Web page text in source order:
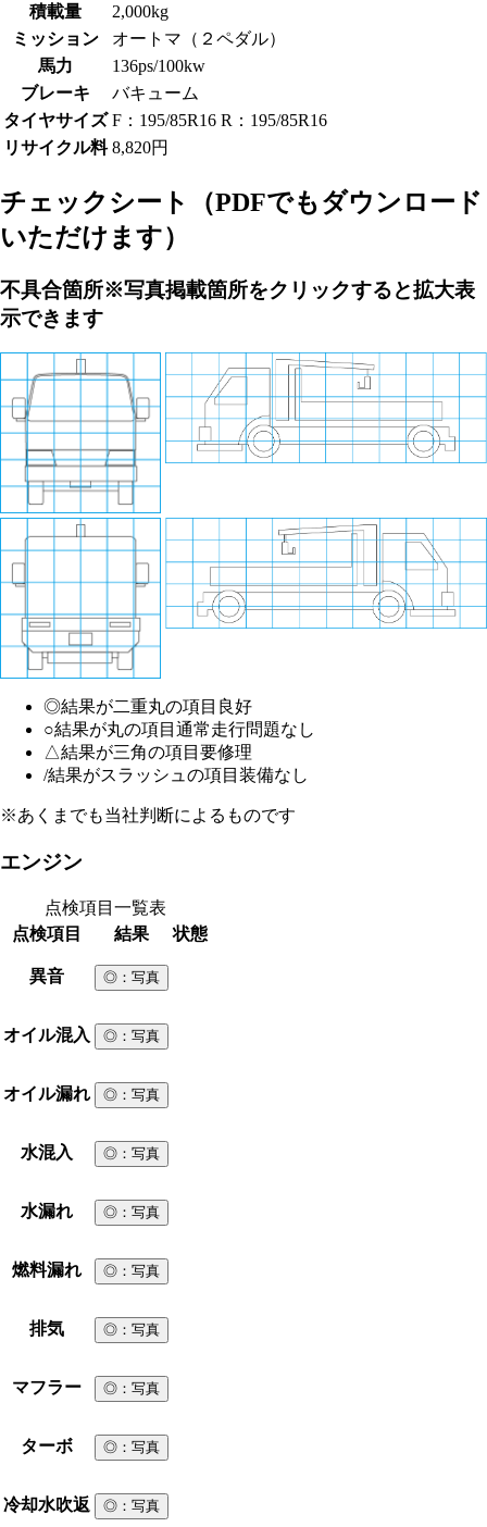
積載量
2,000kg
ミッション
オートマ（２ペダル）
馬力
136ps/100kw
ブレーキ
バキューム
タイヤサイズ F：195/85R16 R：195/85R16
リサイクル料 8,820円
チェックシート
（PDFでもダウンロード
いただけます）
不具合箇所※写真掲載箇所をクリックすると拡大表
示できます
◎結果が二重丸の項目 良好
○結果が丸の項目 通常走行問題なし
△結果が三角の項目 要修理
/結果がスラッシュの項目 装備なし
※あくまでも当社判断によるものです
エンジン
点検項目一覧表
点検項目
結果 状態
異音 ◎ ：写真
オイル混入 ◎ ：写真
オイル漏れ ◎ ：写真
水混入 ◎ ：写真
水漏れ ◎ ：写真
燃料漏れ ◎ ：写真
排気 ◎ ：写真
マフラー ◎ ：写真
ターボ ◎ ：写真
冷却水吹返 ◎ ：写真